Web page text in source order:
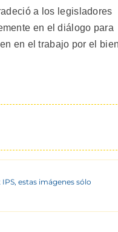
a los legisladores
en el diálogo para
en el trabajo por el
estas imágenes sólo